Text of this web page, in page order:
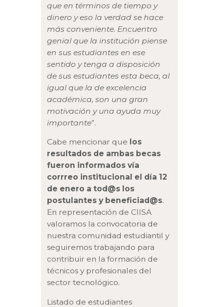
que en términos de tiempo y
dinero y eso la verdad se hace
más conveniente. Encuentro
genial que la institución piense
en sus estudiantes en ese
sentido y tenga a disposición
de sus estudiantes esta beca, al
igual que la de excelencia
académica, son una gran
motivación y una ayuda muy
importante”.
Cabe mencionar que los
resultados de ambas becas
fueron informados vía
corrreo institucional el día 12
de enero a tod@s los
postulantes y beneficiad@s.
En representación de CIISA
valoramos la convocatoria de
nuestra comunidad estudiantil y
seguiremos trabajando para
contribuir en la formación de
técnicos y profesionales del
sector tecnológico.
Listado de estudiantes